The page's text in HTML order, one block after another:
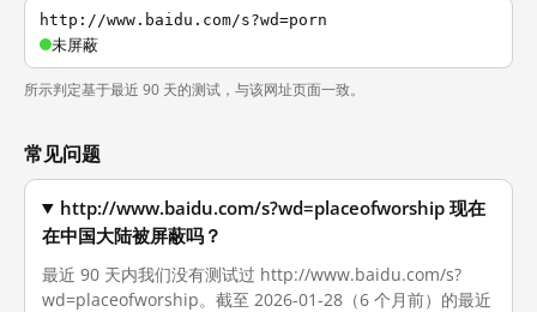
http://www.baidu.com/s?wd=porn
未屏蔽
所示判定基于最近 90 天的测试，与该网址页面一致。
常见问题
http://www.baidu.com/s?wd=placeofworship 现在
在中国大陆被屏蔽吗？
最近 90 天内我们没有测试过 http://www.baidu.com/s?
wd=placeofworship。截至 2026-01-28（6 个月前）的最近